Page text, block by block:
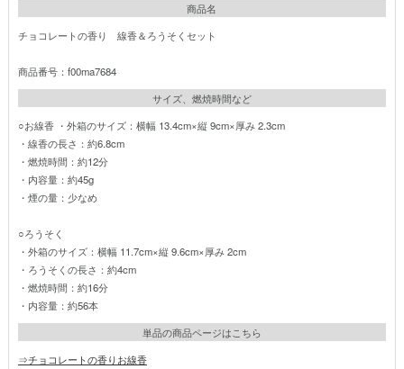
商品名
チョコレートの香り 線香＆ろうそくセット
商品番号：f00ma7684
サイズ、燃焼時間など
○お線香 ・外箱のサイズ：横幅 13.4cm×縦 9cm×厚み 2.3cm
・線香の長さ：約6.8cm
・燃焼時間：約12分
・内容量：約45g
・煙の量：少なめ
○ろうそく
・外箱のサイズ：横幅 11.7cm×縦 9.6cm×厚み 2cm
・ろうそくの長さ：約4cm
・燃焼時間：約16分
・内容量：約56本
単品の商品ページはこちら
⇒チョコレートの香りお線香